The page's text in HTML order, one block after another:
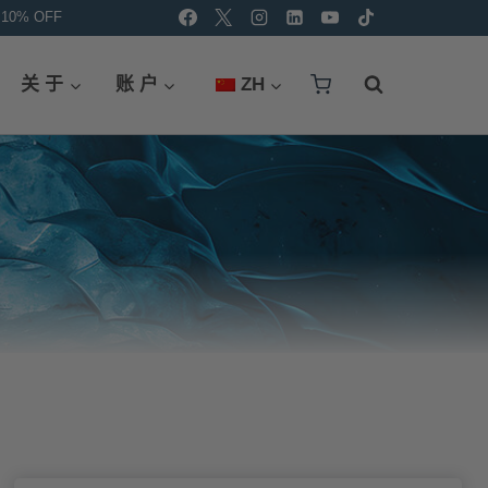
OFF
关 于 账 户 ZH